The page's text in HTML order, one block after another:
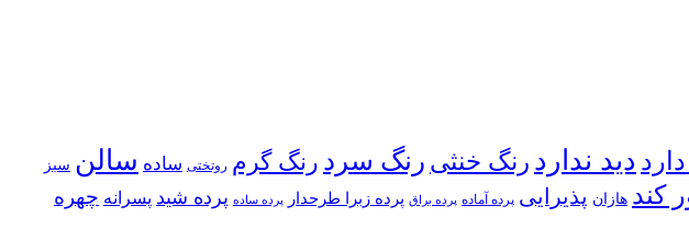
دید ندارد رنگ خنثی رنگ سرد رنگ گرم روتختی ساده سالن سبز
کند هازان پذیرایی پرده آماده پرده براق پرده زبرا طرحدار پرده ساده پرده شید پسرانه چهره